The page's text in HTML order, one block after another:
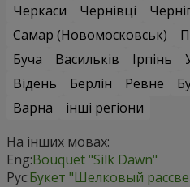
Черкаси
Чернівці
Самар (Новомосковськ)
Буча
Васильків Ірпінь
Відень
Берлін Ревне
Варна
інші регіони
На інших мовах:
Eng:Bouquet "Silk Dawn"
Рус:Букет "Шелковый